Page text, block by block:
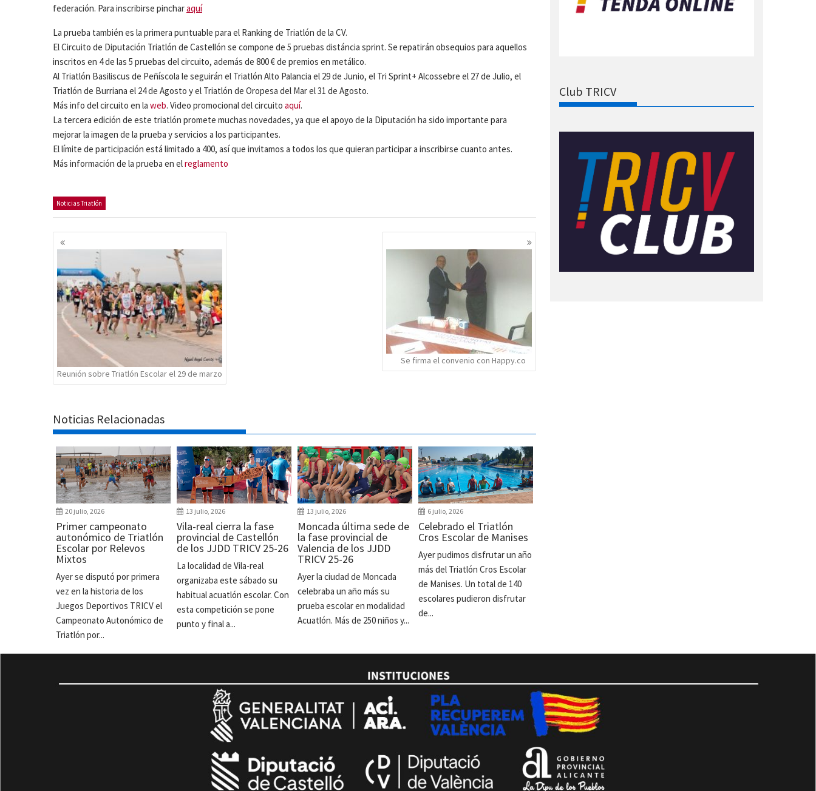
federación. Para inscribirse pincharaquí
La prueba también es la primera puntuable para el Ranking de Triatlón de la CV.
El Circuito de Diputación Triatlón de Castellón se compone de 5 pruebas distáncia sprint. Se repatirán obsequios para aquellos
inscritos en 4 de las 5 pruebas del circuito, además de 800 € de premios en metálico.
Al Triatlón Basiliscus de Peñíscola le seguirán el Triatlón Alto Palancia el 29 de Junio, el Tri Sprint+ Alcossebre el 27 de Julio, el
Triatlón de Burriana el 24 de Agosto y el Triatlón de Oropesa del Mar el 31 de Agosto.
Más info del circuito en la web. Video promocional del circuito aquí.
La tercera edición de este triatlón promete muchas novedades, ya que el apoyo de la Diputación ha sido importante para
mejorar la imagen de la prueba y servicios a los participantes.
El límite de participación está limitado a 400, así que invitamos a todos los que quieran participar a inscribirse cuanto antes.
Más información de la prueba en elreglamento
Noticias Triatlón
Navegación
de
entradas
Reunión sobre Triatlón Escolar el 29 de marzo
Se firma el convenio con Happy.co
Noticias Relacionadas
20 julio, 2026
Primer campeonato
autonómico de Triatlón
Escolar por Relevos
Mixtos
Ayer se disputó por primera
vez en la historia de los
Juegos Deportivos TRICV el
Campeonato Autonómico de
Triatlón por...
13 julio, 2026
Vila-real cierra la fase
provincial de Castellón
de los JJDD TRICV 25-26
La localidad de Vila-real
organizaba este sábado su
habitual acuatlón escolar. Con
esta competición se pone
punto y final a...
13 julio, 2026
Moncada última sede de
la fase provincial de
Valencia de los JJDD
TRICV 25-26
Ayer la ciudad de Moncada
celebraba un año más su
prueba escolar en modalidad
Acuatlón. Más de 250 niños y...
6 julio, 2026
Celebrado el Triatlón
Cros Escolar de Manises
Ayer pudimos disfrutar un año
más del Triatlón Cros Escolar
de Manises. Un total de 140
escolares pudieron disfrutar
de...
Club TRICV